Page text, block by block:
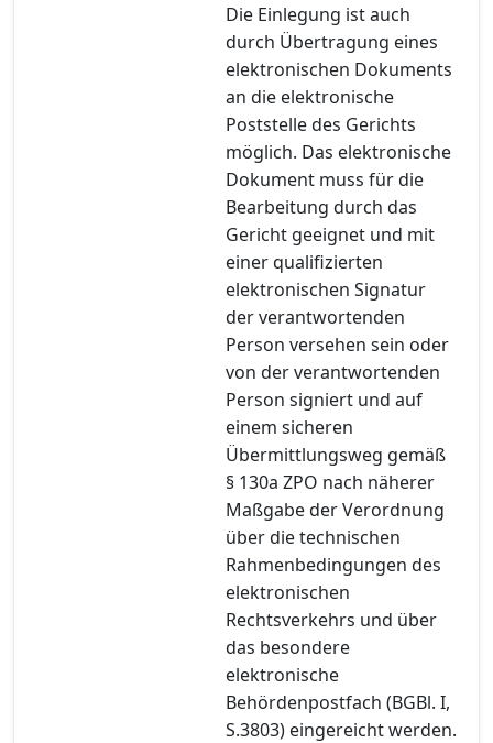
Die Einlegung ist auch
durch Übertragung eines
elektronischen Dokuments
an die elektronische
Poststelle des Gerichts
möglich. Das elektronische
Dokument muss für die
Bearbeitung durch das
Gericht geeignet und mit
einer qualifizierten
elektronischen Signatur
der verantwortenden
Person versehen sein oder
von der verantwortenden
Person signiert und auf
einem sicheren
Übermittlungsweg gemäß
§ 130a ZPO nach näherer
Maßgabe der Verordnung
über die technischen
Rahmenbedingungen des
elektronischen
Rechtsverkehrs und über
das besondere
elektronische
Behördenpostfach (BGBl. I,
S.3803) eingereicht werden.